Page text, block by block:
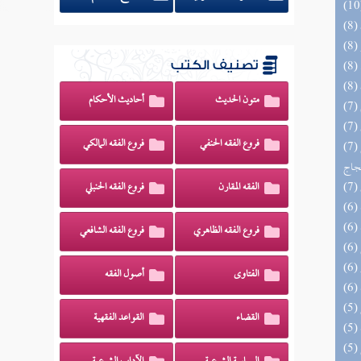
(7) السراج الوهاج من كشف مطالب صحيح
تصنيف الكتب
متون الحديث أحاديث الأحكام
فروع الفقه الحنفي فروع الفقه المالكي
الفقه المقارن فروع الفقه الحنبلي
فروع الفقه الظاهري فروع الفقه الشافعي
الفتاوى أصول الفقه
القضاء القواعد الفقهية